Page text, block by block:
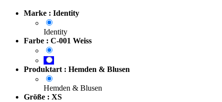
Marke : Identity
Identity
Farbe : C-001 Weiss
Produktart : Hemden & Blusen
Hemden & Blusen
Größe : XS